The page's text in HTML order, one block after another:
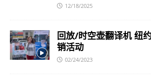
12/18/2025
回放/时空壶翻译机 纽
销活动
02/24/2023